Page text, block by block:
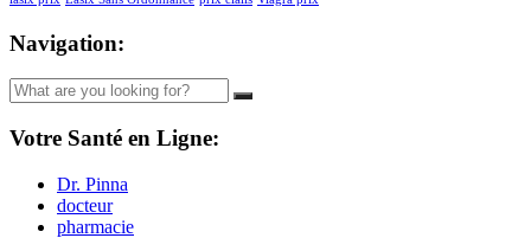
Navigation:
Votre Santé en Ligne:
Dr. Pinna
docteur
pharmacie